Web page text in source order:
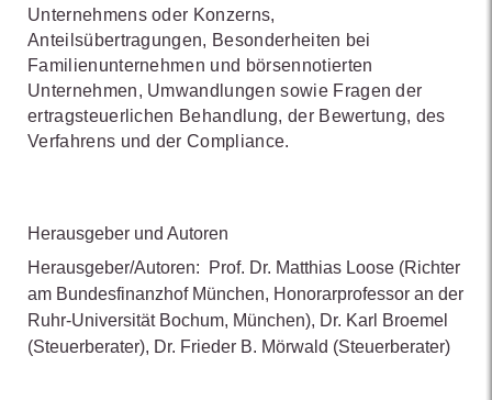
Unternehmens oder Konzerns,
Anteilsübertragungen, Besonderheiten bei
Familienunternehmen und börsennotierten
Unternehmen, Umwandlungen sowie Fragen der
ertragsteuerlichen Behandlung, der Bewertung, des
Verfahrens und der Compliance.
Herausgeber und Autoren
Herausgeber/Autoren:
Prof. Dr. Matthias Loose (Richter
am Bundesfinanzhof München, Honorarprofessor an der
Ruhr-Universität Bochum, München), Dr. Karl Broemel
(Steuerberater), Dr. Frieder B. Mörwald (Steuerberater)